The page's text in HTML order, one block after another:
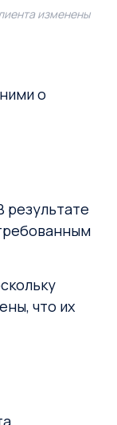
изменены
о
результате
что их